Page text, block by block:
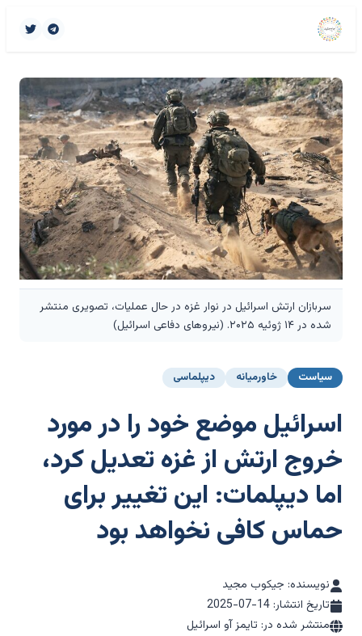
سربازان ارتش اسرائیل در نوار غزه در حال عملیات، تصویری منتشر
شده در ۱۴ ژوئیه ۲۰۲۵. (نیروهای دفاعی اسرائیل)
سیاست خاورمیانه دیپلماسی
اسرائیل موضع خود را در مورد
خروج ارتش از غزه تعدیل کرد،
اما دیپلمات: این تغییر برای
حماس کافی نخواهد بود
نویسنده: جیکوب مجید
تاریخ انتشار: 2025-07-14
منتشر شده در: تایمز آو اسرائیل